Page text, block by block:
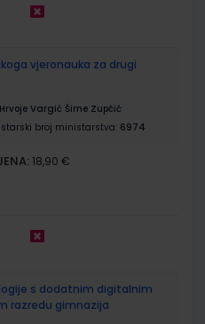
vjeronauka za drugi
Vargić Šime Zupčić
broj ministarstva: 6974
18,90 €
s dodatnim digitalnim
razredu gimnazija